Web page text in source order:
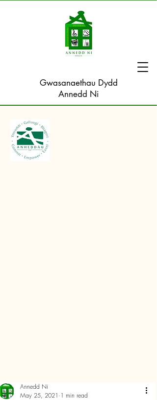
Gwasanaethau Dydd
Annedd Ni
Annedd Ni
May 25, 2021 1 min read